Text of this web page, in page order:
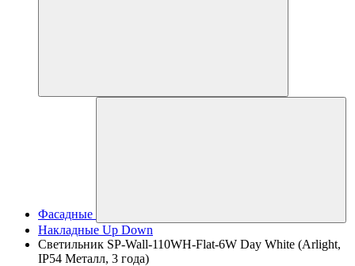
Фасадные
Накладные Up Down
Светильник SP-Wall-110WH-Flat-6W Day White (Arlight,
IP54 Металл, 3 года)